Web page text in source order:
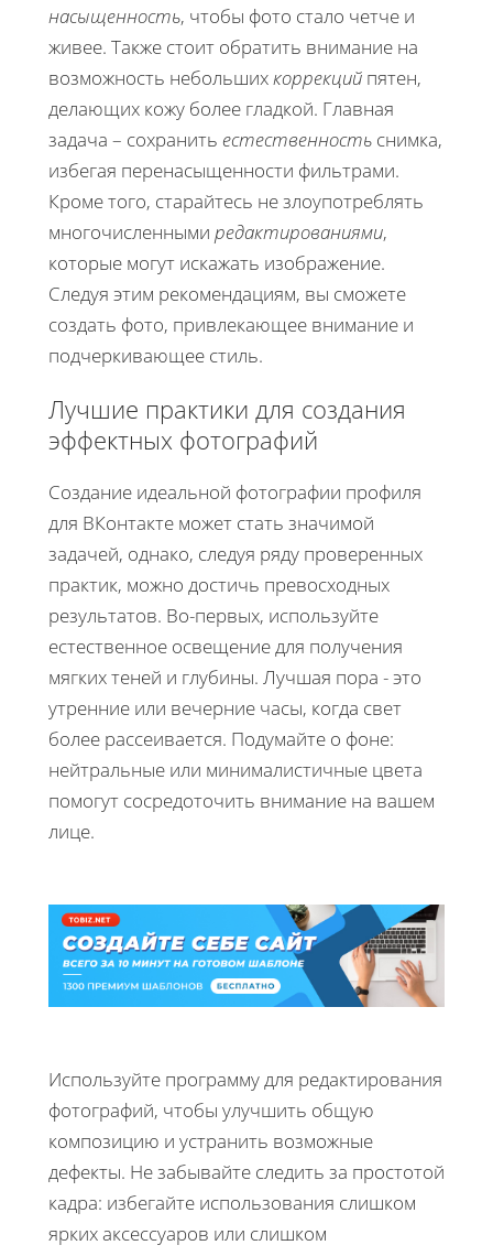
насыщенность, чтобы фото стало четче и
живее. Также стоит обратить внимание на
возможность небольшихкоррекций пятен,
делающих кожу более гладкой. Главная
задача – сохранить естественность снимка,
избегая перенасыщенности фильтрами.
Кроме того, старайтесь не злоупотреблять
многочисленными редактированиями,
которые могут искажать изображение.
Следуя этим рекомендациям, вы сможете
создать фото, привлекающее внимание и
подчеркивающее стиль.
Лучшие практики для создания
эффектных фотографий
Создание идеальной фотографии профиля
для ВКонтакте может стать значимой
задачей, однако, следуя ряду проверенных
практик, можно достичь превосходных
результатов. Во-первых, используйте
естественное освещение для получения
мягких теней и глубины. Лучшая пора - это
утренние или вечерние часы, когда свет
более рассеивается. Подумайте о фоне:
нейтральные или минималистичные цвета
помогут сосредоточить внимание на вашем
лице.
Используйте программу для редактирования
фотографий, чтобы улучшить общую
композицию и устранить возможные
дефекты. Не забывайте следить за простотой
кадра: избегайте использования слишком
ярких аксессуаров или слишком